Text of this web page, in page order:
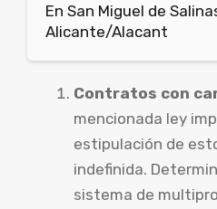
En San Miguel de
Alicante/Alacant
Contratos con
mencionada ley
estipulación de
indefinida.
sistema de